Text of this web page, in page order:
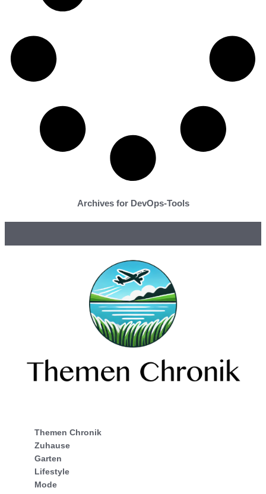
Archives for DevOps-Tools
Themen Chronik
Zuhause
Garten
Lifestyle
Mode